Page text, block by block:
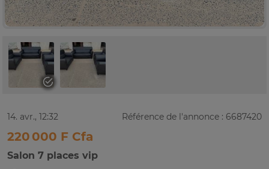
14. avr., 12:32 Référence de l'annonce : 6687420
220 000 F Cfa
Salon 7 places vip